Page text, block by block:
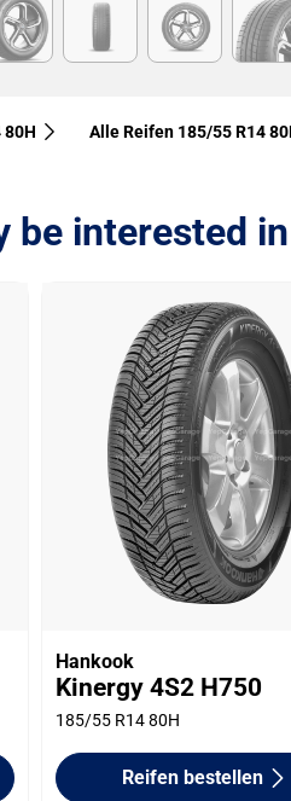
80H Alle Reifen‎ 185/55 R14
be interested in
Hankook
Kinergy 4S2 H750
185/55 R14 80H
Reifen bestellen